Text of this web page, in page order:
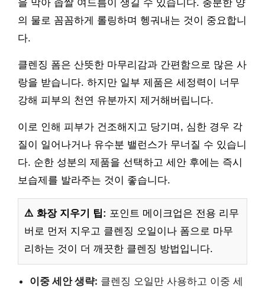
을 막아 좁쌀 여드름이 생길 수 있습니다. 충분한 양
의 물로 꼼꼼하게 롤링하며 헹궈내는 것이 중요합니
다.
클렌징 폼은 산뜻한 마무리감과 간편함으로 많은 사
랑을 받습니다. 하지만 일부 제품은 세정력이 너무
강해 피부의 천연 유분까지 제거해버립니다.
이로 인해 피부가 건조해지고 당기며, 심한 경우 각
질이 일어나거나 유수분 밸런스가 무너질 수 있습니
다. 순한 성분의 제품을 선택하고 세안 후에는 즉시
보습제를 발라주는 것이 좋습니다.
⚠️ 화장 지우기 팁: 포인트 메이크업은 전용 리무
버로 먼저 지우고 클렌징 오일이나 폼으로 마무
리하는 것이 더 깨끗한 클렌징 방법입니다.
이중 세안 생략: 클렌징 오일만 사용하고 이중 세